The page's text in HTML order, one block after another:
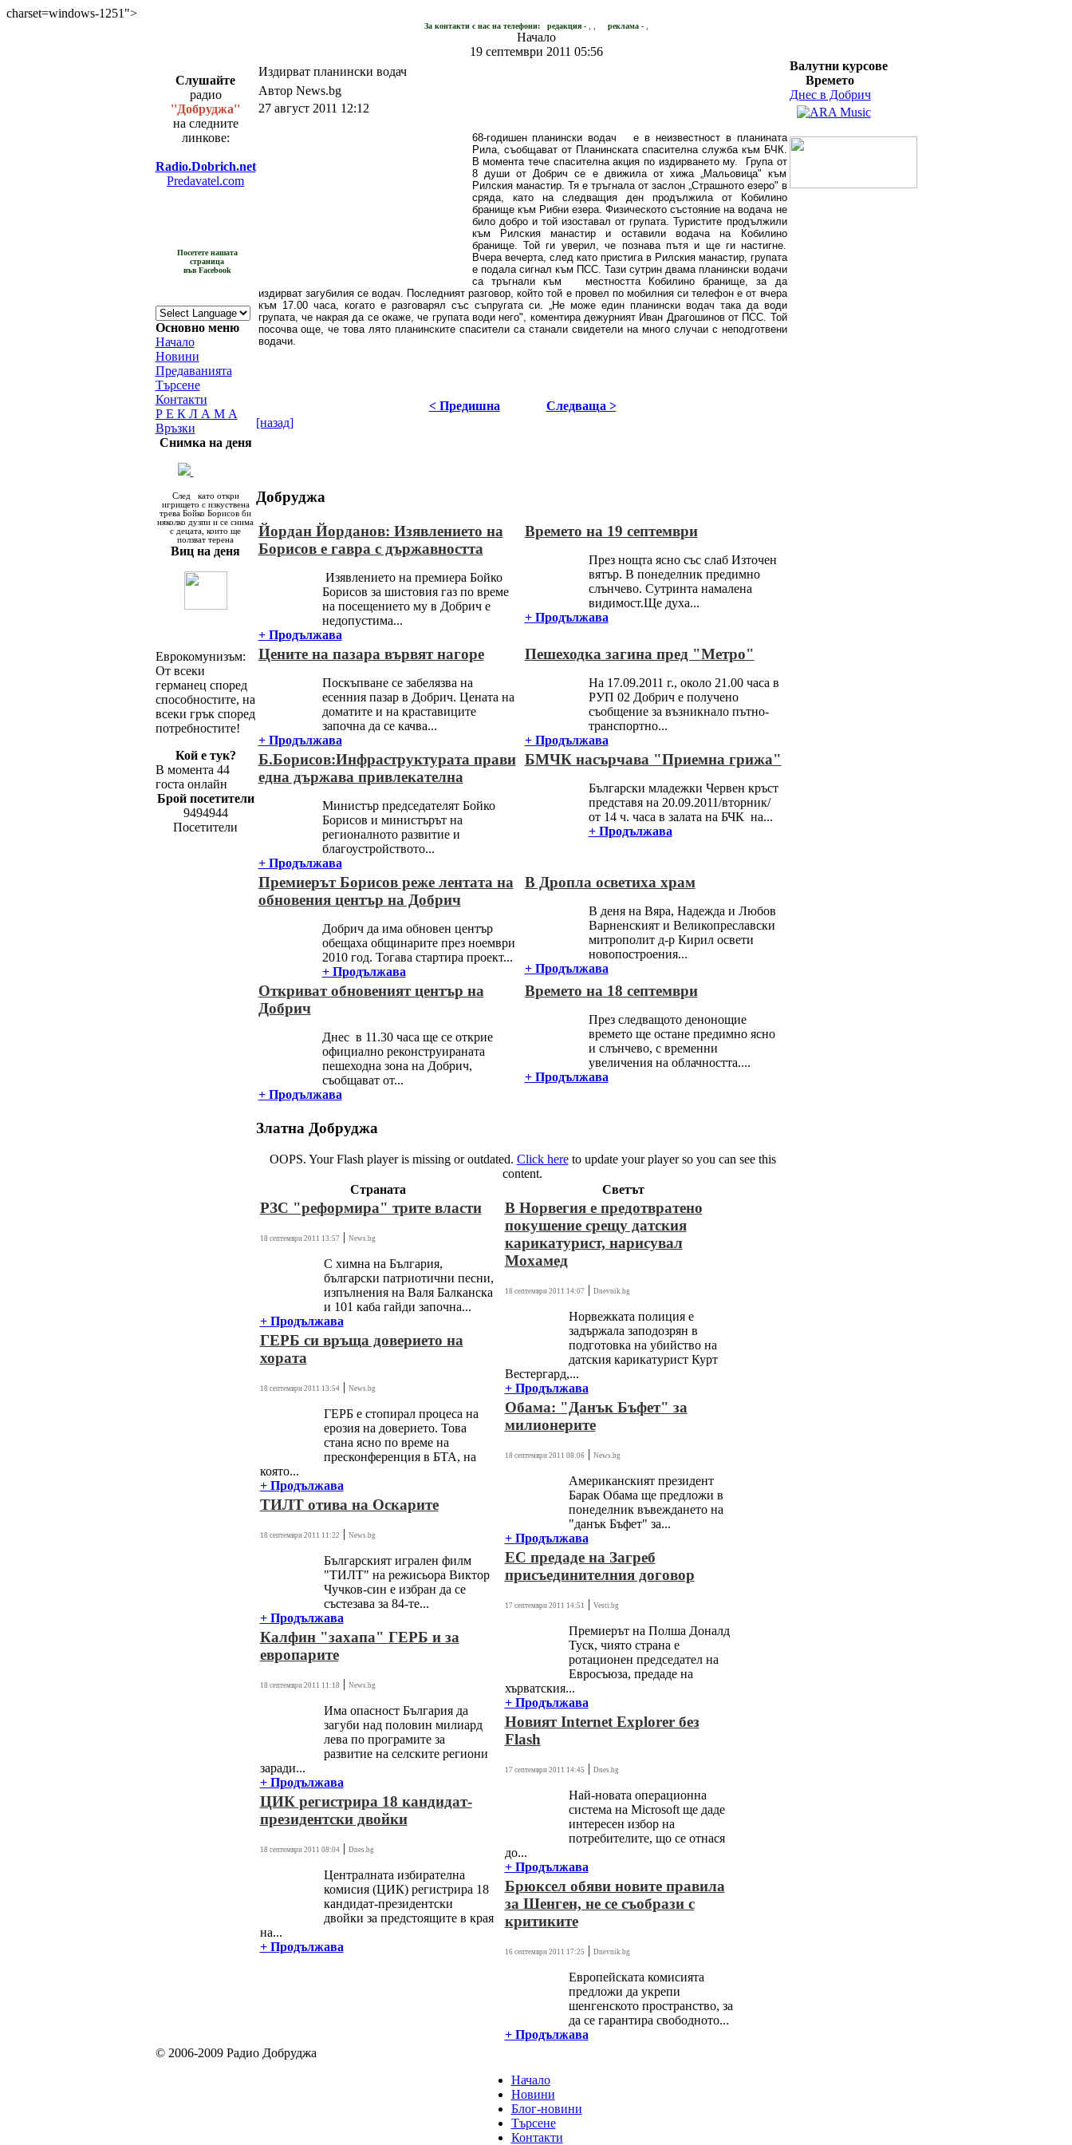
charset=windows-1251">
За контакти с нас на телефони: редакция - реклама -,
Начало
19 септември 2011 05:56
Слушайте
радио
''Добруджа''
на следните
линкове:
Radio.Dobrich.net
Predavatel.com
Посетете нашата
страница
във Facebook
Основно меню
Начало
Новини
Предаванията
Търсене
Контакти
Р Е К Л А М А
Връзки
Снимка на деня
След
като откри
игрището с изкуствена
трева Бойко Борисов би
няколко дузпи и се снима
с децата, които ще
ползват терена
Виц на деня
Еврокомунизъм:
От всеки
германец според
способностите, на
всеки грък според
потребностите!
Кой е тук?
В момента 44
госта онлайн
Брой посетители
9494944
Посетители
Издирват планински водач
Автор News.bg
27 август 2011 12:12
68-годишен планински водач
е в неизвестност в планината
Рила, съобщават от Планинската спасителна служба към БЧК.
В момента тече спасителна акция по издирването му. Група от
8 души от Добрич се е движила от хижа „Мальовица" към
Рилския манастир. Тя е тръгнала от заслон „Страшното езеро" в
сряда, като на следващия ден продължила от Кобилино
бранище към Рибни езера. Физическото състояние на водача не
било добро и той изоставал от групата. Туристите продължили
към Рилския манастир и оставили водача на Кобилино
бранище. Той ги уверил, че познава пътя и ще ги настигне.
Вчера вечерта, след като пристига в Рилския манастир, групата
е подала сигнал към ПСС. Тази сутрин двама планински водачи
са тръгнали към
местността Кобилино бранище, за да
издирват загубилия се водач. Последният разговор, който той е провел по мобилния си телефон е от вчера
към 17.00 часа, когато е разговарял със съпругата си. „Не може един планински водач така да води
групата, че накрая да се окаже, че групата води него", коментира дежурният Иван Драгошинов от ПСС. Той
посочва още, че това лято планинските спасители са станали свидетели на много случаи с неподготвени
водачи.
< Предишна
Следваща >
[назад]
Добруджа
Йордан Йорданов: Изявлението на
Борисов е гавра с държавността
Изявлението на премиера Бойко
Борисов за шистовия газ по време
на посещението му в Добрич е
недопустима...
+ Продължава
Времето на 19 септември
През нощта ясно със слаб Източен
вятър. В понеделник предимно
слънчево. Сутринта намалена
видимост.Ще духа...
+ Продължава
Цените на пазара вървят нагоре
Поскъпване се забелязва на
есенния пазар в Добрич. Цената на
доматите и на краставиците
започна да се качва...
+ Продължава
Пешеходка загина пред "Метро"
На 17.09.2011 г., около 21.00 часа в
РУП 02 Добрич е получено
съобщение за възникнало пътно-
транспортно...
+ Продължава
Б.Борисов:Инфраструктурата прави
една държава привлекателна
Министър председателят Бойко
Борисов и министърът на
регионалното развитие и
благоустройството...
+ Продължава
БМЧК насърчава "Приемна грижа"
Български младежки Червен кръст
представя на 20.09.2011/вторник/
от 14 ч. часа в залата на БЧК на...
+ Продължава
Премиерът Борисов реже лентата на
обновения център на Добрич
Добрич да има обновен център
обещаха общинарите през ноември
2010 год. Тогава стартира проект...
+ Продължава
В Дропла осветиха храм
В деня на Вяра, Надежда и Любов
Варненският и Великопреславски
митрополит д-р Кирил освети
новопостроения...
+ Продължава
Откриват обновеният център на
Добрич
Днес в 11.30 часа ще се открие
официално реконструираната
пешеходна зона на Добрич,
съобщават от...
+ Продължава
Времето на 18 септември
През следващото денонощие
времето ще остане предимно ясно
и слънчево, с временни
увеличения на облачността....
+ Продължава
Златна Добруджа
OOPS. Your Flash player is missing or outdated. Click hereto update your player so you can see this
content.
Страната
РЗС "реформира" трите власти
18 септември 2011 13:57 | News.bg
С химна на България,
български патриотични песни,
изпълнения на Валя Балканска
и 101 каба гайди започна...
+ Продължава
ГЕРБ си връща доверието на
хората
18 септември 2011 13:54| News.bg
ГЕРБ е стопирал процеса на
ерозия на доверието. Това
стана ясно по време на
пресконференция в БТА, на
която...
+ Продължава
ТИЛТ отива на Оскарите
18 септември 2011 11:22 | News.bg
Българският игрален филм
"ТИЛТ" на режисьора Виктор
Чучков-син е избран да се
състезава за 84-те...
+ Продължава
Калфин "захапа" ГЕРБ и за
европарите
18 септември 2011 11:18 | News.bg
Има опасност България да
загуби над половин милиард
лева по програмите за
развитие на селските региони
заради...
+ Продължава
ЦИК регистрира 18 кандидат-
президентски двойки
18 септември 2011 08:04| Dnes.bg
Централната избирателна
комисия (ЦИК) регистрира 18
кандидат-президентски
двойки за предстоящите в края
на...
+ Продължава
Светът
В Норвегия е предотвратено
покушение срещу датския
карикатурист, нарисувал
Мохамед
18 септември 2011 14:07 | Dnevnik.bg
Норвежката полиция е
задържала заподозрян в
подготовка на убийство на
датския карикатурист Курт
Вестергард,...
+ Продължава
Обама: "Данък Бъфет" за
милионерите
18 септември 2011 08:06| News.bg
Американският президент
Барак Обама ще предложи в
понеделник въвеждането на
"данък Бъфет" за...
+ Продължава
ЕС предаде на Загреб
присъединителния договор
17 септември 2011 14:51 | Vesti.bg
Премиерът на Полша Доналд
Туск, чиято страна е
ротационен председател на
Евросъюза, предаде на
хърватския...
+ Продължава
Новият Internet Explorer без
Flash
17 септември 2011 14:45 | Dnes.bg
Най-новата операционна
система на Microsoft ще даде
интересен избор на
потребителите, що се отнася
до...
+ Продължава
Брюксел обяви новите правила
за Шенген, не се съобрази с
критиките
16 септември 2011 17:25 | Dnevnik.bg
Европейската комисията
предложи да укрепи
шенгенското пространство, за
да се гарантира свободното...
+ Продължава
Валутни курсове
Времето
Днес в Добрич
© 2006-2009 Радио Добруджа
Начало
Новини
Блог-новини
Търсене
Контакти